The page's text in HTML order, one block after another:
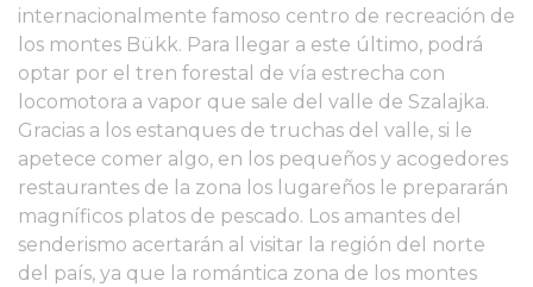
internacionalmente famoso centro de recreación de
los montes Bükk. Para llegar a este último, podrá
optar por el tren forestal de vía estrecha con
locomotora a vapor que sale del valle de Szalajka.
Gracias a los estanques de truchas del valle, si le
apetece comer algo, en los pequeños y acogedores
restaurantes de la zona los lugareños le prepararán
magníficos platos de pescado. Los amantes del
senderismo acertarán al visitar la región del norte
del país, ya que la romántica zona de los montes